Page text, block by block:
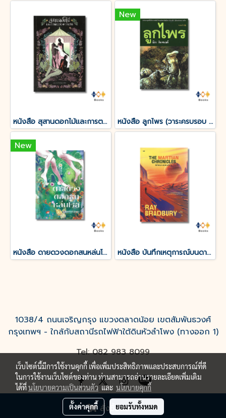
สั่งซื้อสินค้า
หนังสือ สุสานดอกไม้และการตายของความรัก
New
หนังสือ ลูกไพร (วาระครบรอบ 120 ปีชาตกาลมาลัย ชูพินิจ)
New
หนังสือ ดายดวงดอกสนหล่นโรย หนังสือ บันทึกเหตุการณ์บนดาวอังคาร THE MARTIAN CHRONICLES
1038/4 ถนนเจริญกรุง แขวงตลาดน้อย เขตสัมพันธวงศ์
กรุงเทพฯ - ใกล้กับสถานีรถไฟฟ้าใต้ดินหัวลำโพง (ทางออก 1)
Tel: 082 983 8099
เว็บไซต์นี้มีการใช้งานคุกกี้ เพื่อเพิ่มประสิทธิภาพและประสบการณ์ที่ดี
ในการใช้งานเว็บไซต์ของท่าน ท่านสามารถอ่านรายละเอียดเพิ่มเติม
ได้ที่นโยบายความเป็นส่วนตัวและ นโยบายคุกกี้
ตั้งค่าคุกกี้ ยอมรับทั้งหมด